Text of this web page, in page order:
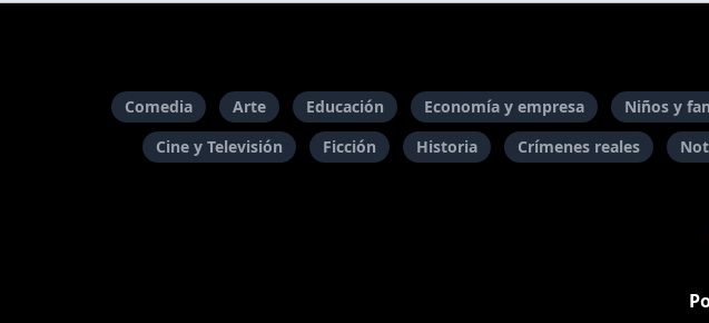
Comedia Arte Educación Economía y empresa Niños y
Cine y Televisión
Ficción Historia Crímenes reales